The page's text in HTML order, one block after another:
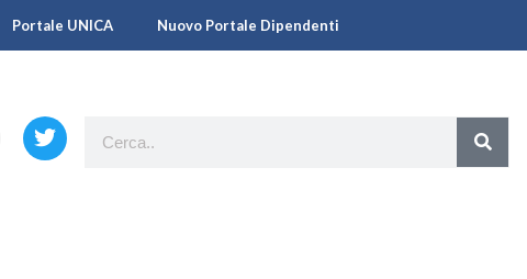
Portale UNICA Nuovo Portale Dipendenti